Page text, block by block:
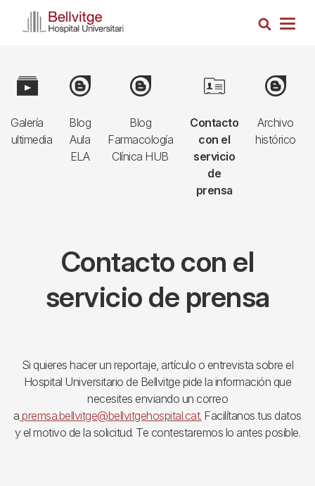
Busca
Navegació
principal
3r
Galería
multimedia
Image
Blog
Aula
ELA
Image
Blog
Farmacología
Clínica HUB
Image
Contacto
con el
servicio
de
prensa
Image
Archivo
histórico
Image
Contacto con el
servicio de prensa
Si quieres hacer un reportaje, artículo o entrevista sobre el
Hospital Universitario de Bellvitge pide la información que
necesites enviando un correo
a premsa.bellvitge@bellvitgehospital.cat. Facilítanos tus datos
y el motivo de la solicitud. Te contestaremos lo antes posible.